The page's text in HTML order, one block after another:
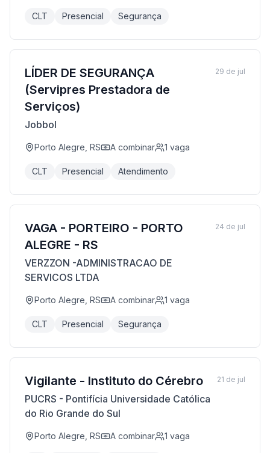
CLT Presencial Segurança
LÍDER DE SEGURANÇA
(Servipres Prestadora de
Serviços)
Jobbol
Porto Alegre, RS A combinar 1 vaga
CLT Presencial Atendimento
29 de jul
VAGA - PORTEIRO - PORTO
ALEGRE - RS
VERZZON -ADMINISTRACAO DE
SERVICOS LTDA
Porto Alegre, RS A combinar 1 vaga
CLT Presencial Segurança
24 de jul
Vigilante - Instituto do Cérebro
PUCRS - Pontifícia Universidade Católica
do Rio Grande do Sul
Porto Alegre, RS A combinar 1 vaga
21 de jul